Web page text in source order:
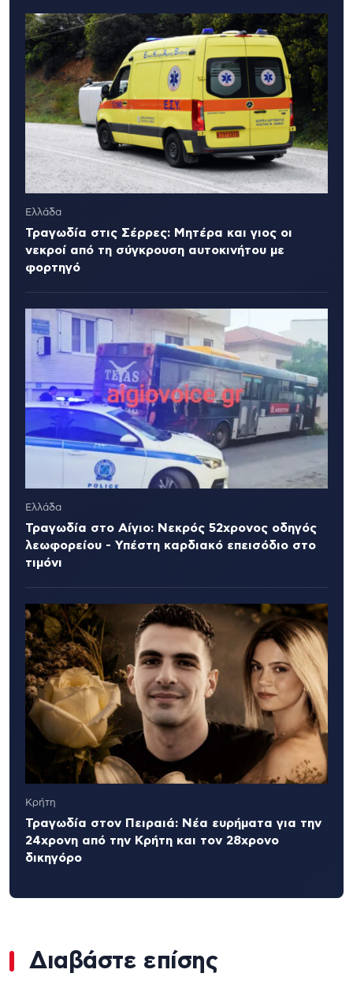
Ελλάδα
Τραγωδία στις Σέρρες: Μητέρα και γιος οι
νεκροί από τη σύγκρουση αυτοκινήτου με
φορτηγό
Ελλάδα
Τραγωδία στο Αίγιο: Νεκρός 52χρονος οδηγός
λεωφορείου - Υπέστη καρδιακό επεισόδιο στο
τιμόνι
Κρήτη
Τραγωδία στον Πειραιά: Νέα ευρήματα για την
24χρονη από την Κρήτη και τον 28χρονο
δικηγόρο
Διαβάστε επίσης